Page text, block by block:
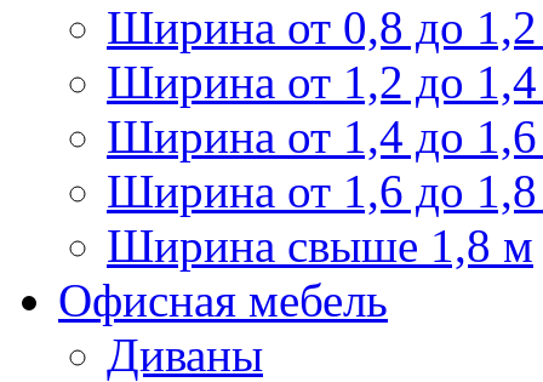
Ширина от 0,8 до
Ширина от 1,2 до
Ширина от 1,4 до
Ширина от 1,6 до
Ширина свыше 1,8 м
Офисная мебель
Диваны